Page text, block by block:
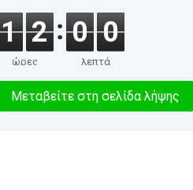
τραγουδιών και
ηχητικών βιβλίων.
1 2
ώρες
0 0
λεπτά
3 5
Μεταβείτε στη σελίδα λήψης